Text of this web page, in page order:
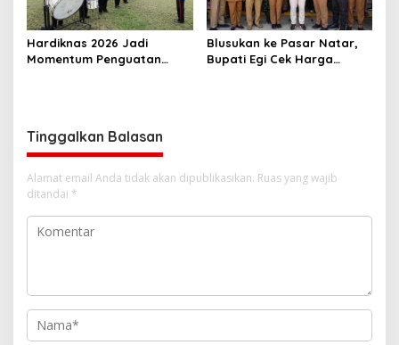
Hardiknas 2026 Jadi
Momentum Penguatan
Blusukan ke Pasar Natar,
Bupati Egi Cek Harga
Tinggalkan Balasan
Alamat email Anda tidak akan dipublikasikan. Ruas yang wajib
ditandai *